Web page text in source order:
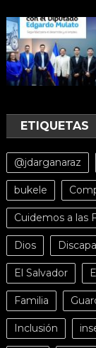
ETIQUETAS
@jdarganaraz
bukele
Cuidemos a las
Dios
El Salvador
Familia
Inclusión